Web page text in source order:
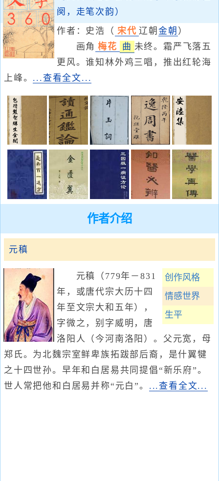
阕，走笔次韵）
作者： 史浩 （ 宋代 辽朝金朝 ）
画角 梅花 曲 未终。霜严飞落五
更风。谁知林外鸡三唱，推出红轮海
上峰。 ...查看全文...
作者介绍
元稹
创作风格
情感世界
生平
元稹（779年－831
年，或唐代宗大历十四
年至文宗大和五年），
字微之，别字威明，唐
洛阳人（今河南洛阳）。父元宽，母
郑氏。为北魏宗室鲜卑族拓跋部后裔，是什翼犍
之十四世孙。早年和白居易共同提倡“新乐府”。
世人常把他和白居易并称“元白”。 ...查看全文...